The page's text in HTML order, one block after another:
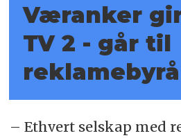
Væranker
TV 2 - går til
reklamebyrå
– Ethvert selskap med